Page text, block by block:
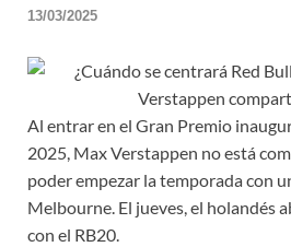
13/03/2025
Al entrar en el Gran Premio
2025, Max Verstappen no está
poder empezar la temporada con
Melbourne. El jueves, el holandés
con el RB20.